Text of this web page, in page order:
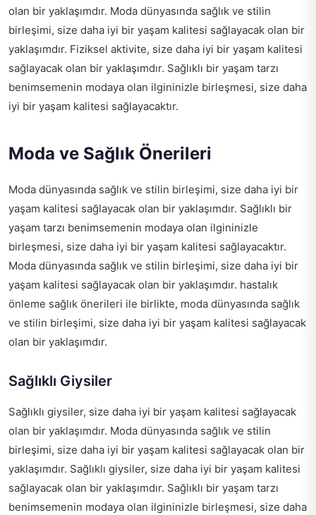
olan bir yaklaşımdır. Moda dünyasında sağlık ve stilin
birleşimi, size daha iyi bir yaşam kalitesi sağlayacak olan bir
yaklaşımdır. Fiziksel aktivite, size daha iyi bir yaşam kalitesi
sağlayacak olan bir yaklaşımdır. Sağlıklı bir yaşam tarzı
benimsemenin modaya olan ilgininizle birleşmesi, size daha
iyi bir yaşam kalitesi sağlayacaktır.
Moda ve Sağlık Önerileri
Moda dünyasında sağlık ve stilin birleşimi, size daha iyi bir
yaşam kalitesi sağlayacak olan bir yaklaşımdır. Sağlıklı bir
yaşam tarzı benimsemenin modaya olan ilgininizle
birleşmesi, size daha iyi bir yaşam kalitesi sağlayacaktır.
Moda dünyasında sağlık ve stilin birleşimi, size daha iyi bir
yaşam kalitesi sağlayacak olan bir yaklaşımdır. hastalık
önleme sağlık önerileri ile birlikte, moda dünyasında sağlık
ve stilin birleşimi, size daha iyi bir yaşam kalitesi sağlayacak
olan bir yaklaşımdır.
Sağlıklı Giysiler
Sağlıklı giysiler, size daha iyi bir yaşam kalitesi sağlayacak
olan bir yaklaşımdır. Moda dünyasında sağlık ve stilin
birleşimi, size daha iyi bir yaşam kalitesi sağlayacak olan bir
yaklaşımdır. Sağlıklı giysiler, size daha iyi bir yaşam kalitesi
sağlayacak olan bir yaklaşımdır. Sağlıklı bir yaşam tarzı
benimsemenin modaya olan ilgininizle birleşmesi, size daha